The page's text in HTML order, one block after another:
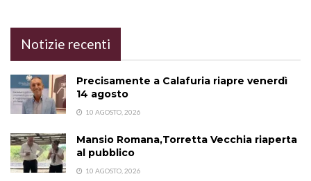
Notizie recenti
Precisamente a Calafuria riapre venerdì
14 agosto
10 AGOSTO, 2026
Mansio Romana,Torretta Vecchia riaperta
al pubblico
10 AGOSTO, 2026